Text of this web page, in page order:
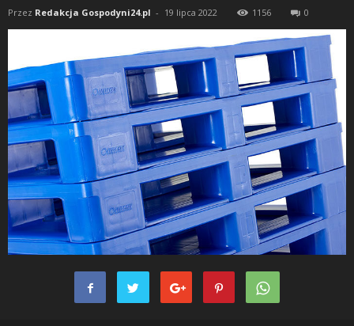
Przez Redakcja Gospodyni24.pl - 19 lipca 2022 1156 0